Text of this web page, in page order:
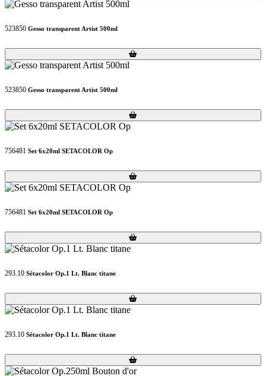
523850 Gesso transparent Artist 500ml
Loading...
Loading...
523850 Gesso transparent Artist 500ml
Loading...
Loading...
756481 Set 6x20ml SETACOLOR Op
Loading...
Loading...
756481 Set 6x20ml SETACOLOR Op
Loading...
Loading...
293.10 Sétacolor Op.1 Lt. Blanc titane
Loading...
Loading...
293.10 Sétacolor Op.1 Lt. Blanc titane
Loading...
Loading...